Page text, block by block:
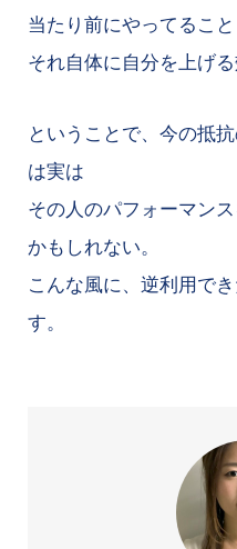
当たり前にやってるこ
それ自体に自分を上げ
ということで、今の抵
は実は
その人のパフォーマン
かもしれない。
こんな風に、逆利用で
す。